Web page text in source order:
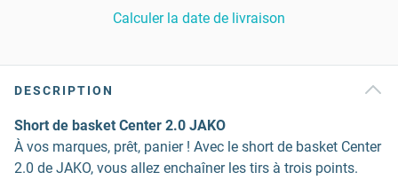
Calculer la date de livraison
DESCRIPTION
Short de basket Center 2.0 JAKO
À vos marques, prêt, panier ! Avec le short de basket Center
2.0 de JAKO, vous allez enchaîner les tirs à trois points.